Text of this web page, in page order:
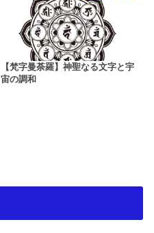
【梵字曼荼羅】神聖なる文字と宇
宙の調和